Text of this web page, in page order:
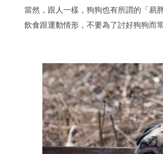
當然，跟人一樣，狗狗也有所謂的「易
飲食跟運動情形，不要為了討好狗狗而